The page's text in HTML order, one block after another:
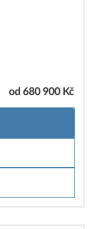
od 680 900 Kč